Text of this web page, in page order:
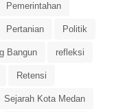
Pemerintahan
Pertanian Politik
Bangun refleksi
Retensi
Sejarah Kota Medan